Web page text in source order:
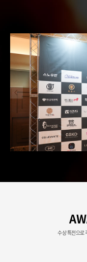
수상 특전으로